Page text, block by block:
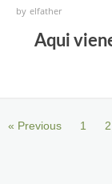
byelfather
Aqui
« Previous 1 2